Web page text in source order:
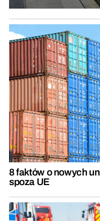
8 faktów o nowych
spoza UE